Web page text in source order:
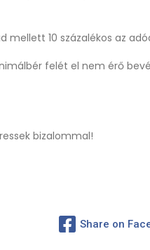
mellett 10 százalékos az
felét el nem érő
bizalommal!
Share on